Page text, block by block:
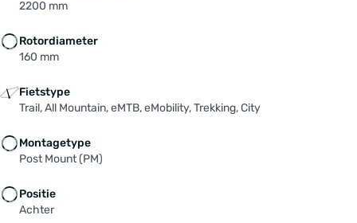
2200 mm
Rotordiameter
160 mm
Fietstype
Trail, All Mountain, eMTB, eMobility, Trekking, City
Montagetype
Post Mount (PM)
Positie
Achter